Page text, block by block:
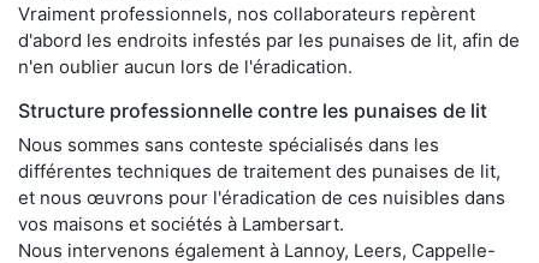
Vraiment professionnels, nos collaborateurs repèrent
d'abord les endroits infestés par les punaises de lit, afin de
n'en oublier aucun lors de l'éradication.
Structure professionnelle contre les punaises de lit
Nous sommes sans conteste spécialisés dans les
différentes techniques de traitement des punaises de lit,
et nous œuvrons pour l'éradication de ces nuisibles dans
vos maisons et sociétés à Lambersart.
Nous intervenons également à Lannoy, Leers, Cappelle-